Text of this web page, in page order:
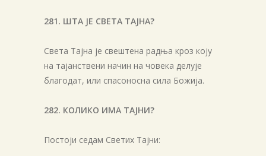
281. ШТА ЈЕ СВЕТА ТАЈНА?
Света Тајна је свештена радња кроз коју
на тајанствени начин на човека делује
благодат, или спасоносна сила Божија.
282. КОЛИКО ИМА ТАЈНИ?
Постоји седам Светих Тајни: